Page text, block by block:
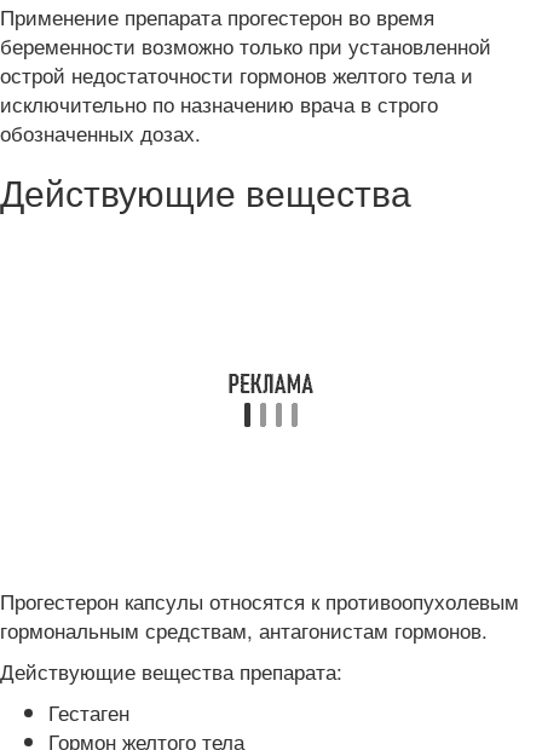
Применение препарата прогестерон во время
беременности возможно только при установленной
острой недостаточности гормонов желтого тела и
исключительно по назначению врача в строго
обозначенных дозах.
Действующие вещества
Прогестерон капсулы относятся к противоопухолевым
гормональным средствам, антагонистам гормонов.
Действующие вещества препарата:
Гестаген
Гормон желтого тела